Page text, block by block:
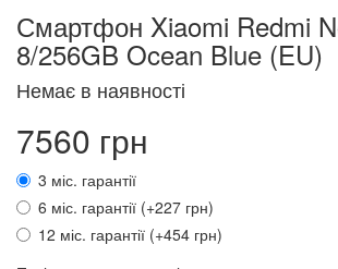
Смартфон Xiaomi Redmi
8/256GB Ocean Blue (EU)
Немає в наявності
7560 грн
3 міс. гарантії
6 міс. гарантії (+227 грн)
12 міс. гарантії (+454 грн)